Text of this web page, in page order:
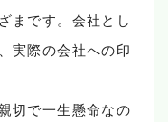
まです。会社とし
実際の会社への印
切で一生懸命なの